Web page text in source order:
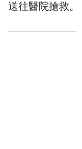
送往醫院搶救。